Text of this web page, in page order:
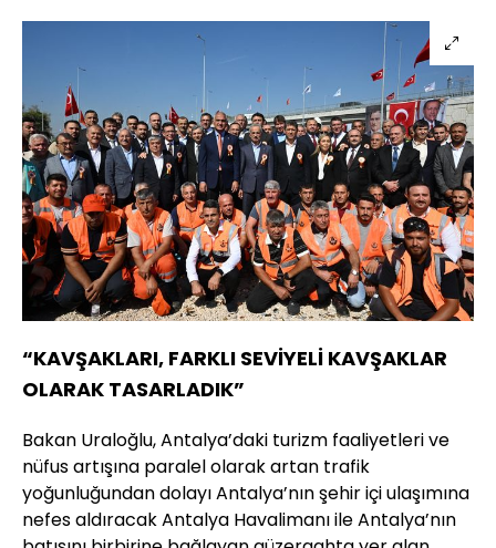
“KAVŞAKLARI, FARKLI SEVİYELİ KAVŞAKLAR
OLARAK TASARLADIK”
Bakan Uraloğlu, Antalya’daki turizm faaliyetleri ve
nüfus artışına paralel olarak artan trafik
yoğunluğundan dolayı Antalya’nın şehir içi ulaşımına
nefes aldıracak Antalya Havalimanı ile Antalya’nın